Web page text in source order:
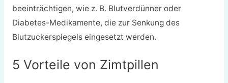
beeinträchtigen, wie z. B. Blutverdünner oder
Diabetes-Medikamente, die zur Senkung des
Blutzuckerspiegels eingesetzt werden.
5 Vorteile von Zimtpillen